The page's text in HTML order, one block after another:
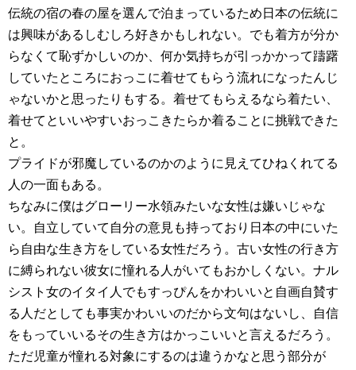
伝統の宿の春の屋を選んで泊まっているため日本の伝統に
は興味があるしむしろ好きかもしれない。でも着方が分か
らなくて恥ずかしいのか、何か気持ちが引っかかって躊躇
していたところにおっこに着せてもらう流れになったんじ
ゃないかと思ったりもする。着せてもらえるなら着たい、
着せてといいやすいおっこきたらか着ることに挑戦できた
と。
プライドが邪魔しているのかのように見えてひねくれてる
人の一面もある。
ちなみに僕はグローリー水領みたいな女性は嫌いじゃな
い。自立していて自分の意見も持っており日本の中にいた
ら自由な生き方をしている女性だろう。古い女性の行き方
に縛られない彼女に憧れる人がいてもおかしくない。ナル
シスト女のイタイ人でもすっぴんをかわいいと自画自賛す
る人だとしても事実かわいいのだから文句はないし、自信
をもっていいるその生き方はかっこいいと言えるだろう。
ただ児童が憧れる対象にするのは違うかなと思う部分が